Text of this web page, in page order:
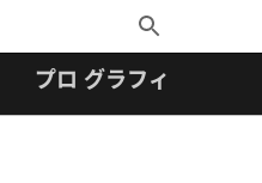
Toggle
Search
プロ グラフィックス